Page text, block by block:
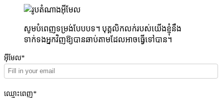
សូមបំពេញទម្រង់បែបបទ។ បុគ្គលិកលក់របស់យើងខ្ញុំនឹង
ទាក់ទងអ្នកវិញឱ្យបានឆាប់តាមដែលអាចធ្វើទៅបាន។
អ៊ីមែល*
ឈ្មោះពេញ*